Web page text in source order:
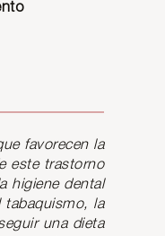
favorecen la
este trastorno
higiene dental
tabaquismo, la
una dieta